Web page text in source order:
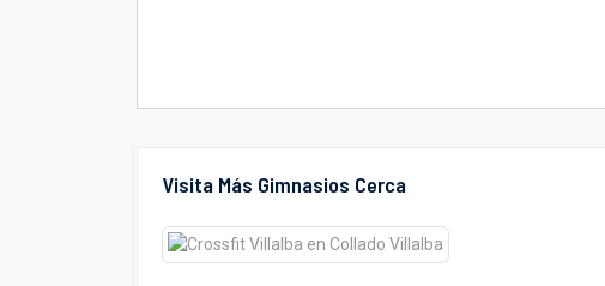
Visita Más Gimnasios Cerca